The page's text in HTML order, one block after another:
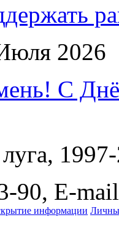
2026
С
90, E-
информации